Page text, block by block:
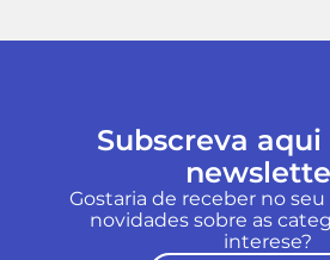
Subscreva aqui
Gostaria de receber no
novidades sobre as
interese?